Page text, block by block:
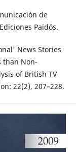
de
Paidós.
News Stories
than Non-
of British TV
22(2), 207–228.